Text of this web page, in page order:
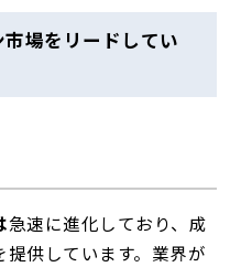
場をリードしてい
急速に進化しており、成
供しています。業界が